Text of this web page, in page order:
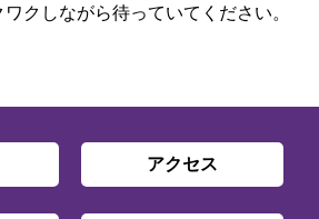
クしながら待っていてください。
アクセス